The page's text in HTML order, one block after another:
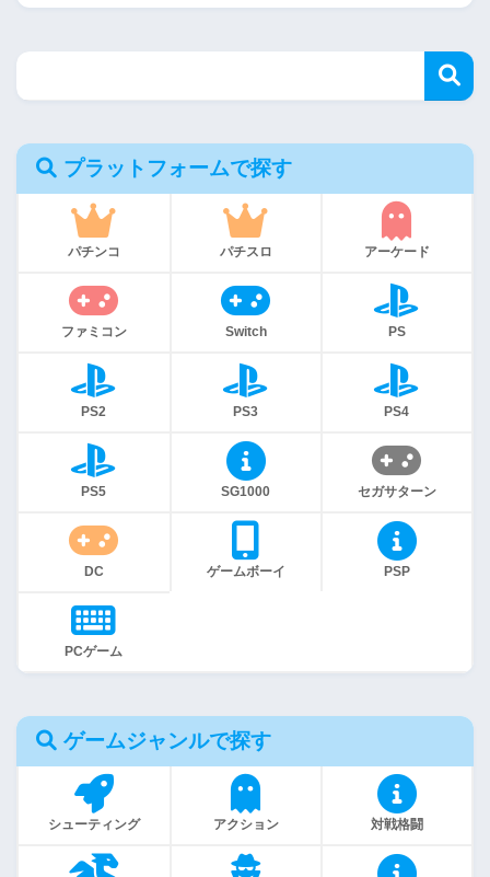
プラットフォームで探す
パチンコ パチスロ アーケード
ファミコン Switch PS
PS2 PS3 PS4
PS5 SG1000 セガサターン
DC ゲームボーイ PSP
PCゲーム
ゲームジャンルで探す
シューティング アクション 対戦格闘